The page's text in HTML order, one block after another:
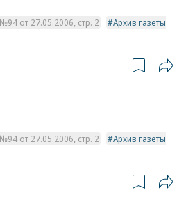
от 27.05.2006, стр. 2
Архив газеты
от 27.05.2006, стр. 2
Архив газеты